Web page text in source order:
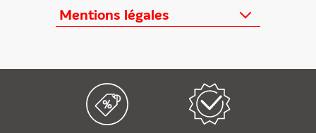
TV/Vie pratique
Presse professionnelle
Nouveaux magazines
Qui sommes-nous ?
Offres proposées
Édition numérique offerte
Kiosque FAE devient France
Abonnements
Mentions légales
Politique de données personnelles
Règlements cadeaux
Politique de cookies